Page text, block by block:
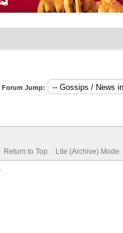
Forum Jump:
Return to Top Lite (Archive) Mode